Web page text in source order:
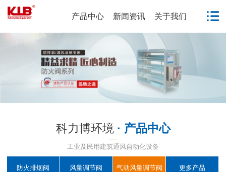
产品中心 新闻资讯 关于我们
科力博环境 · 产品中心
工业及民用建筑通风自动化设备
防火排烟阀 风量调节阀 气动风量调节阀 更多产品